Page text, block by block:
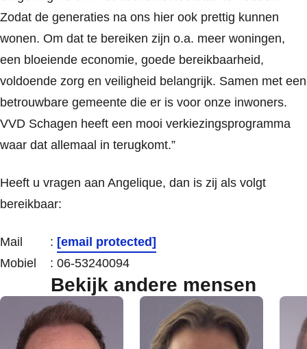
Zodat de generaties na ons hier ook prettig kunnen
wonen. Om dat te bereiken zijn o.a. meer woningen,
een bloeiende economie, goede bereikbaarheid,
voldoende zorg en veiligheid belangrijk. Samen met een
betrouwbare gemeente die er is voor onze inwoners.
VVD Schagen heeft een mooi verkiezingsprogramma
waar dat allemaal in terugkomt.”
Heeft u vragen aan Angelique, dan is zij als volgt
bereikbaar:
Mail : [email protected]
Mobiel : 06-53240094
Bekijk andere mensen